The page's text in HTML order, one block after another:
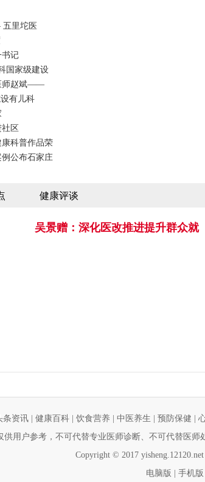
里坨医
书记
国家级建设
师赵斌——
有儿科
区
科普作品荣
公布石家庄
健康评谈
吴景赠：深化医改推进提升群众就
条资讯 健康百科 饮食营养 中医养生 预防保健
供用户参考，不可代替专业医师诊断、不可代替医师
Copyright © 2017
电脑版
手机版